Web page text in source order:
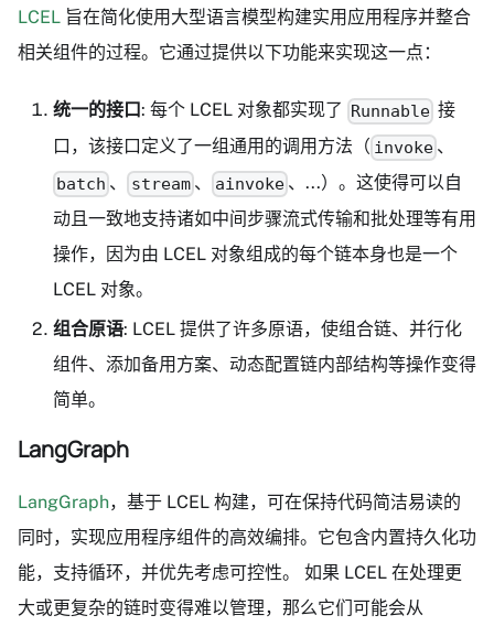
LCEL 旨在简化使用大型语言模型构建实用应用程序并整合
相关组件的过程。它通过提供以下功能来实现这一点：
统一的接口: 每个 LCEL 对象都实现了 Runnable 接
口，该接口定义了一组通用的调用方法（ invoke 、
batch 、 stream、 ainvoke 、...）。这使得可以自
动且一致地支持诸如中间步骤流式传输和批处理等有用
操作，因为由 LCEL 对象组成的每个链本身也是一个
LCEL 对象。
组合原语: LCEL 提供了许多原语，使组合链、并行化
组件、添加备用方案、动态配置链内部结构等操作变得
简单。
LangGraph
LangGraph，基于 LCEL 构建，可在保持代码简洁易读的
同时，实现应用程序组件的高效编排。它包含内置持久化功
能，支持循环，并优先考虑可控性。 如果 LCEL 在处理更
大或更复杂的链时变得难以管理，那么它们可能会从